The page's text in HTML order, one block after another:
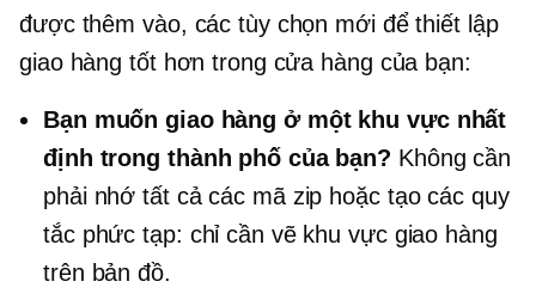
được thêm vào, các tùy chọn mới để thiết lập
giao hàng tốt hơn trong cửa hàng của bạn:
Bạn muốn giao hàng ở một khu vực nhất
định trong thành phố của bạn? Không cần
phải nhớ tất cả các mã zip hoặc tạo các quy
tắc phức tạp: chỉ cần vẽ khu vực giao hàng
trên bản đồ.